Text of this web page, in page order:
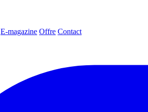
E-magazine Offre Contact